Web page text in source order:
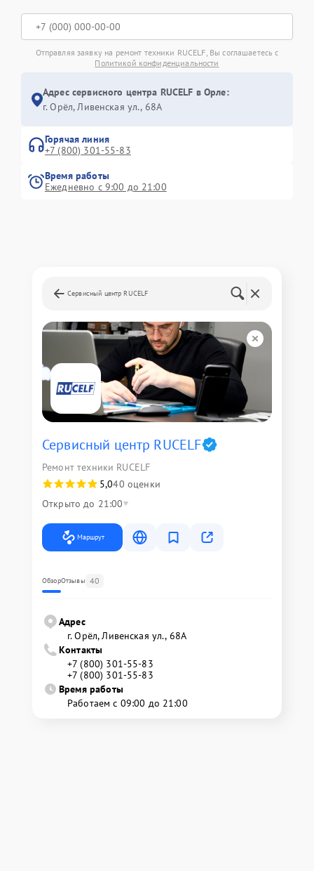
Отправляя заявку на ремонт техники RUCELF, Вы соглашаетесь с
Политикой конфиденциальности
Адрес сервисного центра RUCELF в Орле:
г. Орёл, Ливенская ул., 68А
Горячая линия
+7 (800) 301-55-83
Время работы
Ежедневно с 9:00 до 21:00
Сервисный центр RUCELF
Сервисный центр RUCELF
Ремонт техники RUCELF
5,040 оценки
Открыто до 21:00
Маршрут
ОбзорОтзывы 40
Адрес
г. Орёл, Ливенская ул., 68А
Контакты
+7 (800) 301-55-83
+7 (800) 301-55-83
Время работы
Работаем с 09:00 до 21:00